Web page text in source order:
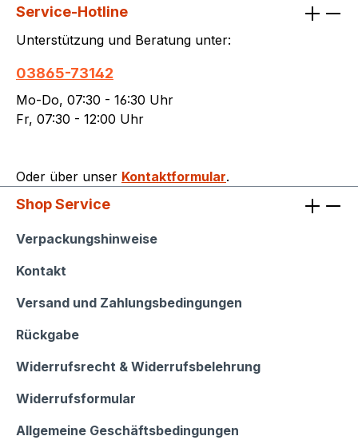
Service-Hotline
Unterstützung und Beratung unter:
03865-73142
Mo-Do, 07:30 - 16:30 Uhr
Fr, 07:30 - 12:00 Uhr
Oder über unser Kontaktformular.
Shop Service
Shop Service
Verpackungshinweise
Kontakt
Versand und Zahlungsbedingungen
Rückgabe
Widerrufsrecht & Widerrufsbelehrung
Widerrufsformular
Allgemeine Geschäftsbedingungen